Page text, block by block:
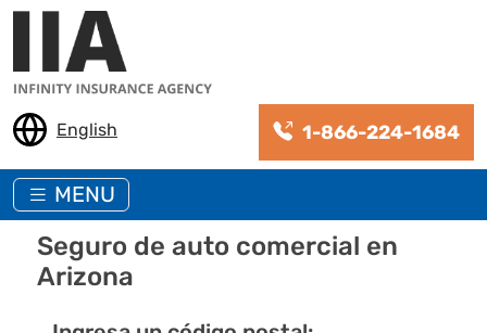
Pasar al contenido principal
English 1-866-224-1684
MENU
Seguro de auto comercial en
Arizona